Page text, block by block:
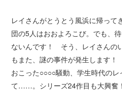
レイさんがとうとう風浜に帰っ
団の5人はおおよろこび。でも、
ないんです！ そう、レイさんの
もまた、謎の事件が発生します
おこった○○○○騒動、学生時代の
て……。シリーズ24作目も大興奮！